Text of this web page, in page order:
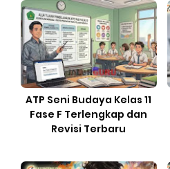
ATP Seni Budaya Kelas 11
Fase F Terlengkap dan
Revisi Terbaru